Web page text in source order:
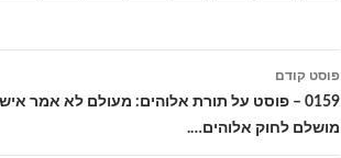
ניווט
בפוסטים
פוסט קודם
0159 – פוסט על תורת אלוהים: מעולם לא אמר
מושלם לחוק אלוהים….